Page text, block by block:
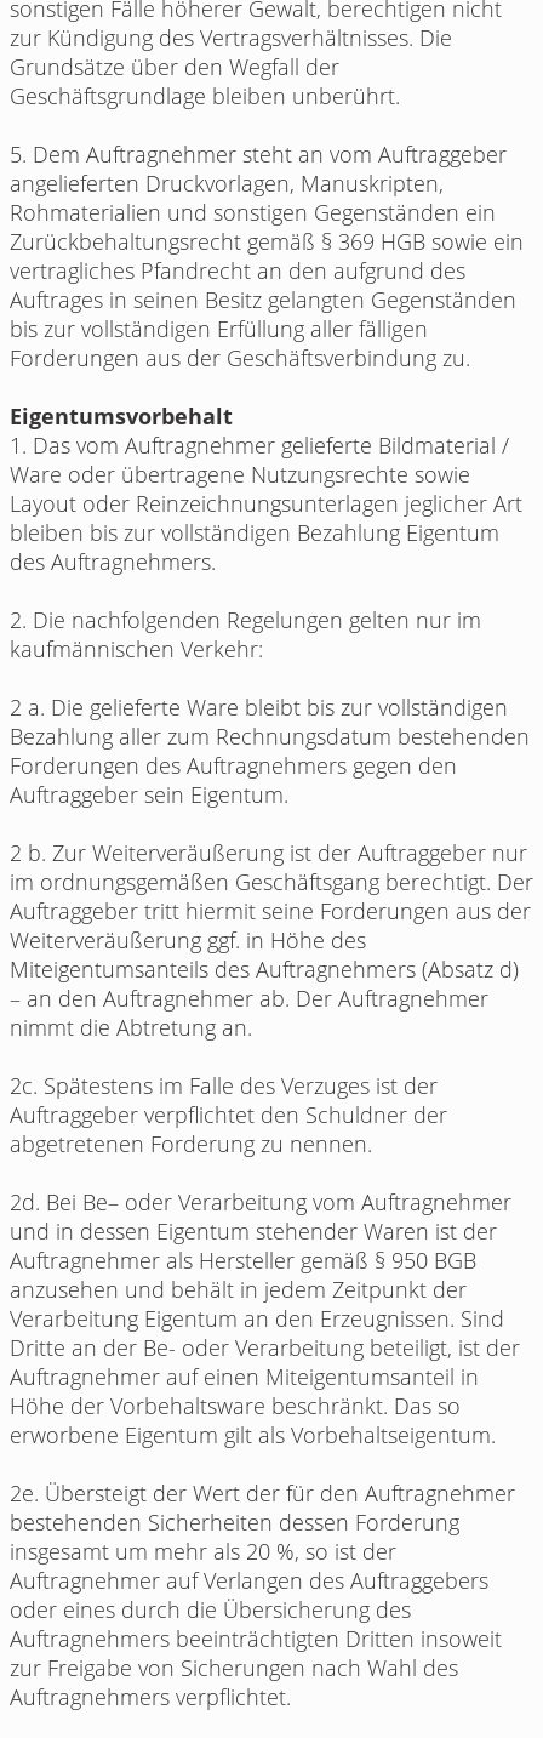
sonstigen Fälle höherer Gewalt, berechtigen nicht
zur Kündigung des Vertragsverhältnisses. Die
Grundsätze über den Wegfall der
Geschäftsgrundlage bleiben unberührt.
5. Dem Auftragnehmer steht an vom Auftraggeber
angelieferten Druckvorlagen, Manuskripten,
Rohmaterialien und sonstigen Gegenständen ein
Zurückbehaltungsrecht gemäß § 369 HGB sowie ein
vertragliches Pfandrecht an den aufgrund des
Auftrages in seinen Besitz gelangten Gegenständen
bis zur vollständigen Erfüllung aller fälligen
Forderungen aus der Geschäftsverbindung zu.
Eigentumsvorbehalt
1. Das vom Auftragnehmer gelieferte Bildmaterial /
Ware oder übertragene Nutzungsrechte sowie
Layout oder Reinzeichnungsunterlagen jeglicher Art
bleiben bis zur vollständigen Bezahlung Eigentum
des Auftragnehmers.
2. Die nachfolgenden Regelungen gelten nur im
kaufmännischen Verkehr:
2 a. Die gelieferte Ware bleibt bis zur vollständigen
Bezahlung aller zum Rechnungsdatum bestehenden
Forderungen des Auftragnehmers gegen den
Auftraggeber sein Eigentum.
2 b. Zur Weiterveräußerung ist der Auftraggeber nur
im ordnungsgemäßen Geschäftsgang berechtigt. Der
Auftraggeber tritt hiermit seine Forderungen aus der
Weiterveräußerung ggf. in Höhe des
Miteigentumsanteils des Auftragnehmers (Absatz d)
– an den Auftragnehmer ab. Der Auftragnehmer
nimmt die Abtretung an.
2c. Spätestens im Falle des Verzuges ist der
Auftraggeber verpflichtet den Schuldner der
abgetretenen Forderung zu nennen.
2d. Bei Be– oder Verarbeitung vom Auftragnehmer
und in dessen Eigentum stehender Waren ist der
Auftragnehmer als Hersteller gemäß § 950 BGB
anzusehen und behält in jedem Zeitpunkt der
Verarbeitung Eigentum an den Erzeugnissen. Sind
Dritte an der Be- oder Verarbeitung beteiligt, ist der
Auftragnehmer auf einen Miteigentumsanteil in
Höhe der Vorbehaltsware beschränkt. Das so
erworbene Eigentum gilt als Vorbehaltseigentum.
2e. Übersteigt der Wert der für den Auftragnehmer
bestehenden Sicherheiten dessen Forderung
insgesamt um mehr als 20 %, so ist der
Auftragnehmer auf Verlangen des Auftraggebers
oder eines durch die Übersicherung des
Auftragnehmers beeinträchtigten Dritten insoweit
zur Freigabe von Sicherungen nach Wahl des
Auftragnehmers verpflichtet.